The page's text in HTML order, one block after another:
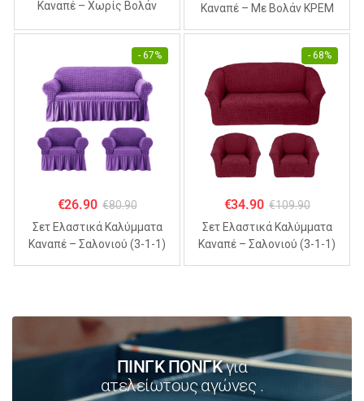
Καναπέ – Χωρίς Βολάν
Καναπέ – Με Βολάν ΚΡΕΜ
- 67%
€26.90 €80.90
Σετ Ελαστικά Καλύμματα
Καναπέ – Σαλονιού (3-1-1)
- 68%
€34.90 €109.90
Σετ Ελαστικά Καλύμματα
Καναπέ – Σαλονιού (3-1-1)
ΠΙΝΓΚ ΠΟΝΓΚγια
ατελείωτους αγώνες .